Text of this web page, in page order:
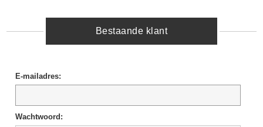
Bestaande klant
E-mailadres:
Wachtwoord: